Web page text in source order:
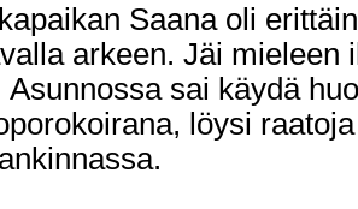
Saana oli
arkeen. Jäi
Asunnossa sai käydä
löysi